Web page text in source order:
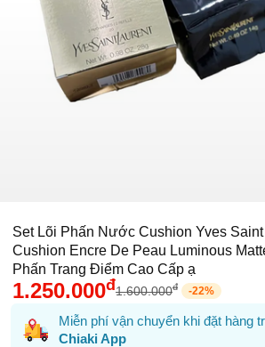
Set Lõi Phấn Nước Cushion Yves
Cushion Encre De Peau Luminous
Phấn Trang Điểm Cao Cấp ạ
1.250.000đ1.600.000đ -22%
Miễn phí vận chuyển khi đặt hàng
Chiaki App